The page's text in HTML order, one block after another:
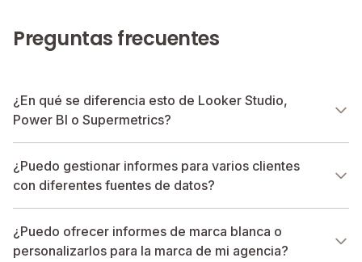
Preguntas frecuentes
¿En qué se diferencia esto de Looker Studio,
Power BI o Supermetrics?
¿Puedo gestionar informes para varios clientes
con diferentes fuentes de datos?
¿Puedo ofrecer informes de marca blanca o
personalizarlos para la marca de mi agencia?